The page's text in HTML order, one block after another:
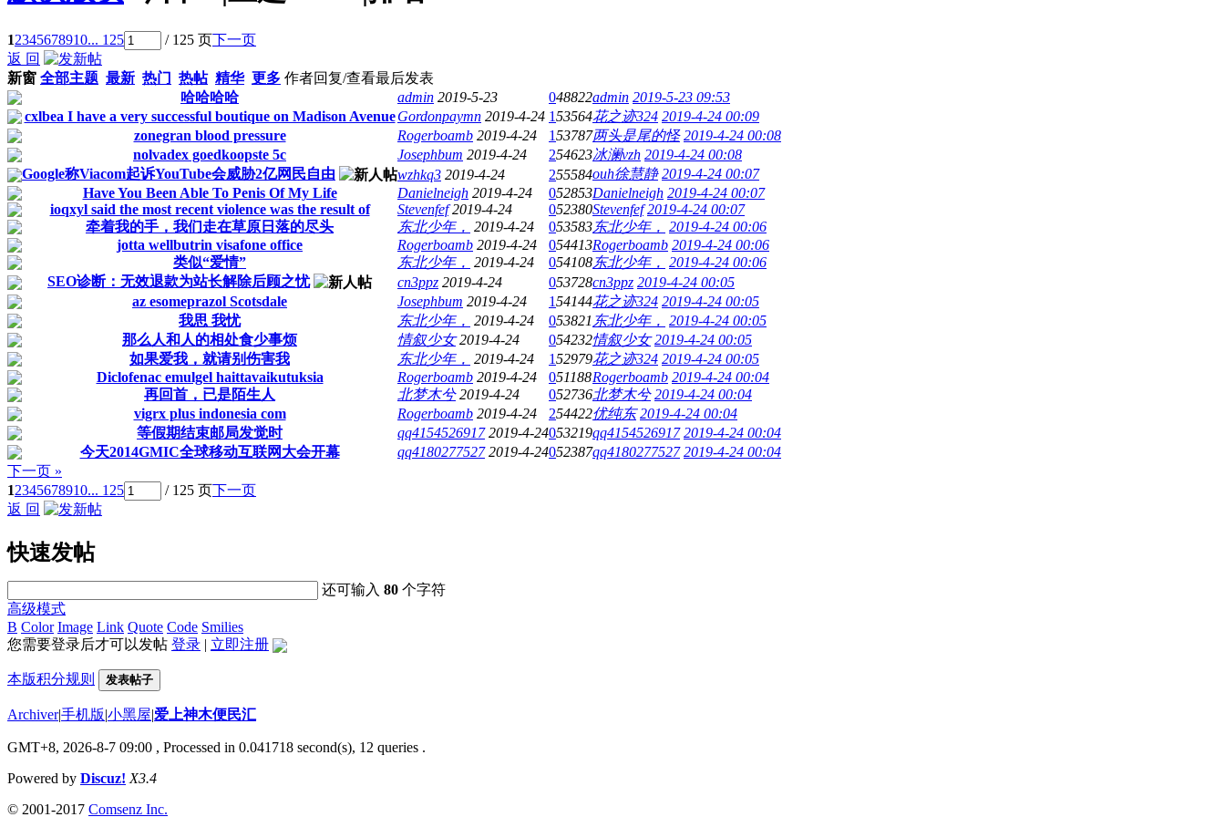
12345678910... 125 / 125 页下一页
返 回
新窗 全部主题 最新 热门 热帖 精华 更多 作者回复/查看最后发表
哈哈哈哈
admin 2019-5-23 048822admin 2019-5-23 09:53
cxlbea I have a very successful boutique on Madison Avenue Gordonpaymn 2019-4-24 153564花之迹324 2019-4-24 00:09
zonegran blood pressure
Rogerboamb 2019-4-24 153787两头是尾的怪 2019-4-24 00:08
nolvadex goedkoopste 5c
Josephbum 2019-4-24 254623冰澜vzh 2019-4-24 00:08
Google称Viacom起诉YouTube会威胁2亿网民自由
wzhkq3 2019-4-24 255584ouh徐慧静 2019-4-24 00:07
Have You Been Able To Penis Of My Life
Danielneigh 2019-4-24 052853Danielneigh 2019-4-24 00:07
ioqxyl said the most recent violence was the result of
Stevenfef 2019-4-24 052380Stevenfef 2019-4-24 00:07
牵着我的手，我们走在草原日落的尽头
东北少年， 2019-4-24 053583东北少年， 2019-4-24 00:06
jotta wellbutrin visafone office
Rogerboamb 2019-4-24 054413Rogerboamb 2019-4-24 00:06
类似“爱情”
东北少年， 2019-4-24 054108东北少年， 2019-4-24 00:06
SEO诊断：无效退款为站长解除后顾之忧
cn3ppz 2019-4-24 053728cn3ppz 2019-4-24 00:05
az esomeprazol Scotsdale
Josephbum 2019-4-24 154144花之迹324 2019-4-24 00:05
我思 我忧
东北少年， 2019-4-24 053821 东北少年， 2019-4-24 00:05
那么人和人的相处食少事烦
情叙少女 2019-4-24 054232情叙少女 2019-4-24 00:05
如果爱我，就请别伤害我
东北少年， 2019-4-24 152979花之迹324 2019-4-24 00:05
Diclofenac emulgel haittavaikutuksia
Rogerboamb 2019-4-24 051188Rogerboamb 2019-4-24 00:04
再回首，已是陌生人
北梦木兮 2019-4-24 052736北梦木兮 2019-4-24 00:04
vigrx plus indonesia com
Rogerboamb 2019-4-24 254422优纯东 2019-4-24 00:04
等假期结束邮局发觉时
qq4154526917 2019-4-24053219qq4154526917 2019-4-24 00:04
今天2014GMIC全球移动互联网大会开幕
qq4180277527 2019-4-24052387qq4180277527 2019-4-24 00:04
下一页 »
12345678910... 125 / 125 页下一页
返 回
快速发帖
还可输入80 个字符
高级模式
B Color Image Link Quote Code Smilies
您需要登录后才可以发帖 登录 | 立即注册
本版积分规则 发表帖子
Archiver|手机版|小黑屋|爱上神木便民汇
GMT+8, 2026-8-7 09:00 , Processed in 0.041718 second(s), 12 queries .
Powered by Discuz! X3.4
© 2001-2017 Comsenz Inc.